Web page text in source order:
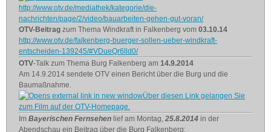
http://www.otv.de/mediathek/kategorie/die-
nachrichten/page/2/video/bauarbeiten-gehen-gut-voran/
OTV-Beitrag zum Thema Windkraft in Falkenberg vom 03.10.14
http://www.otv.de/falkenberg-buerger-sollen-ueber-windkraft-
entscheiden-139245/#VDueQr6lld0/
OTV-Talk zum Thema Burg Falkenberg am 14.9.2014
Am 14.9.2014 sendete OTV einen Bericht über die Burg und die
Baumaßnahme.
Über diesen Link gelangen Sie
zum Film auf der OTV-Homepage.
Im Bayerischen Fernsehen lief am Montag, 25.8.2014 in der
Abendschau ein Beitrag über die Burg Falkenberg: